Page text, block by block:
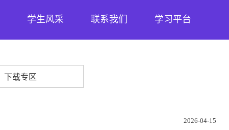
学生风采 联系我们 学习平台
下载专区
2026-04-15